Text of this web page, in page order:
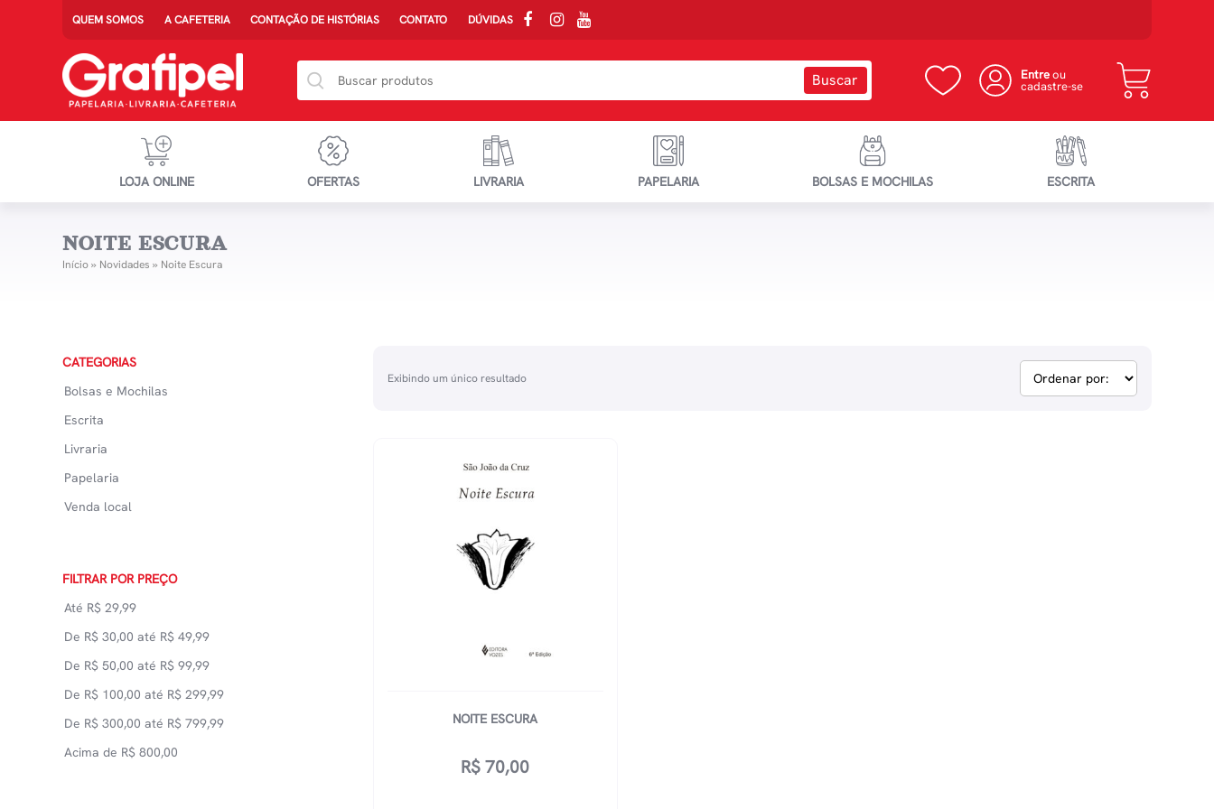
QUEM SOMOS A CAFETERIA CONTAÇÃO DE HISTÓRIAS CONTATO DÚVIDAS
Entreou
cadastre-se
LOJA ONLINE OFERTAS LIVRARIA PAPELARIA BOLSAS E MOCHILAS ESCRITA
NOITE ESCURA
Início» Novidades » Noite Escura
CATEGORIAS
Bolsas e Mochilas
Escrita
Livraria
Papelaria
Venda local
FILTRAR POR PREÇO
Até R$ 29,99
De R$ 30,00 até R$ 49,99
De R$ 50,00 até R$ 99,99
De R$ 100,00 até R$ 299,99
De R$ 300,00 até R$ 799,99
Acima de R$ 800,00
Exibindo um único resultado
NOITE ESCURA
R$ 70,00